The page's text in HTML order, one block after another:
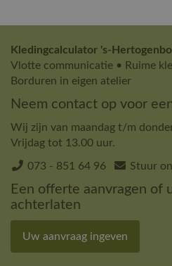
Kledingcalculator 's-
Vlotte communicatie • Ruime
Borduren in eigen atelier
Neem contact op voor
Wij zijn van maandag t/m
Vrijdag tot 13.00 uur.
073 - 851 64 96 Stuur
Een offerte aanvragen of
achterlaten
Uw aanvraag ingeven